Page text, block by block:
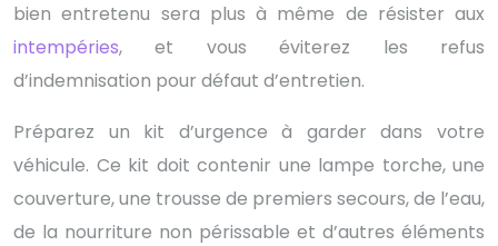
bien entretenu sera plus à même de résister aux
intempéries, et vous éviterez les refus
d’indemnisation pour défaut d’entretien.
Préparez un kit d’urgence à garder dans votre
véhicule. Ce kit doit contenir une lampe torche, une
couverture, une trousse de premiers secours, de l’eau,
de la nourriture non périssable et d’autres éléments